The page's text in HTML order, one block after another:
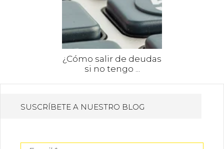
¿Cómo salir de deudas
si no tengo ...
SUSCRÍBETE A NUESTRO BLOG